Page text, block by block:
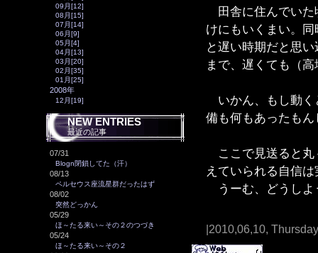
09月[12]
08月[15]
07月[14]
06月[9]
05月[4]
04月[13]
03月[20]
02月[35]
01月[25]
2008年
12月[19]
NEW ENTRIES
最近の記事
07/31
Blogn閉鎖してた（汗）
08/13
ペルセウス座流星群だったはず
08/02
突然どっかん
05/29
ほ～たる来い～その２のつづき
05/24
ほ～たる来い～その２
田舎に住んでいた
けにもいくまい。
と遅い時期だと思
まで、遅くても（
いかん、もし動く
備も何もあったも
ここで見送ると丸
えていられる自信
うーむ、どうしよ
|2010,06,10,